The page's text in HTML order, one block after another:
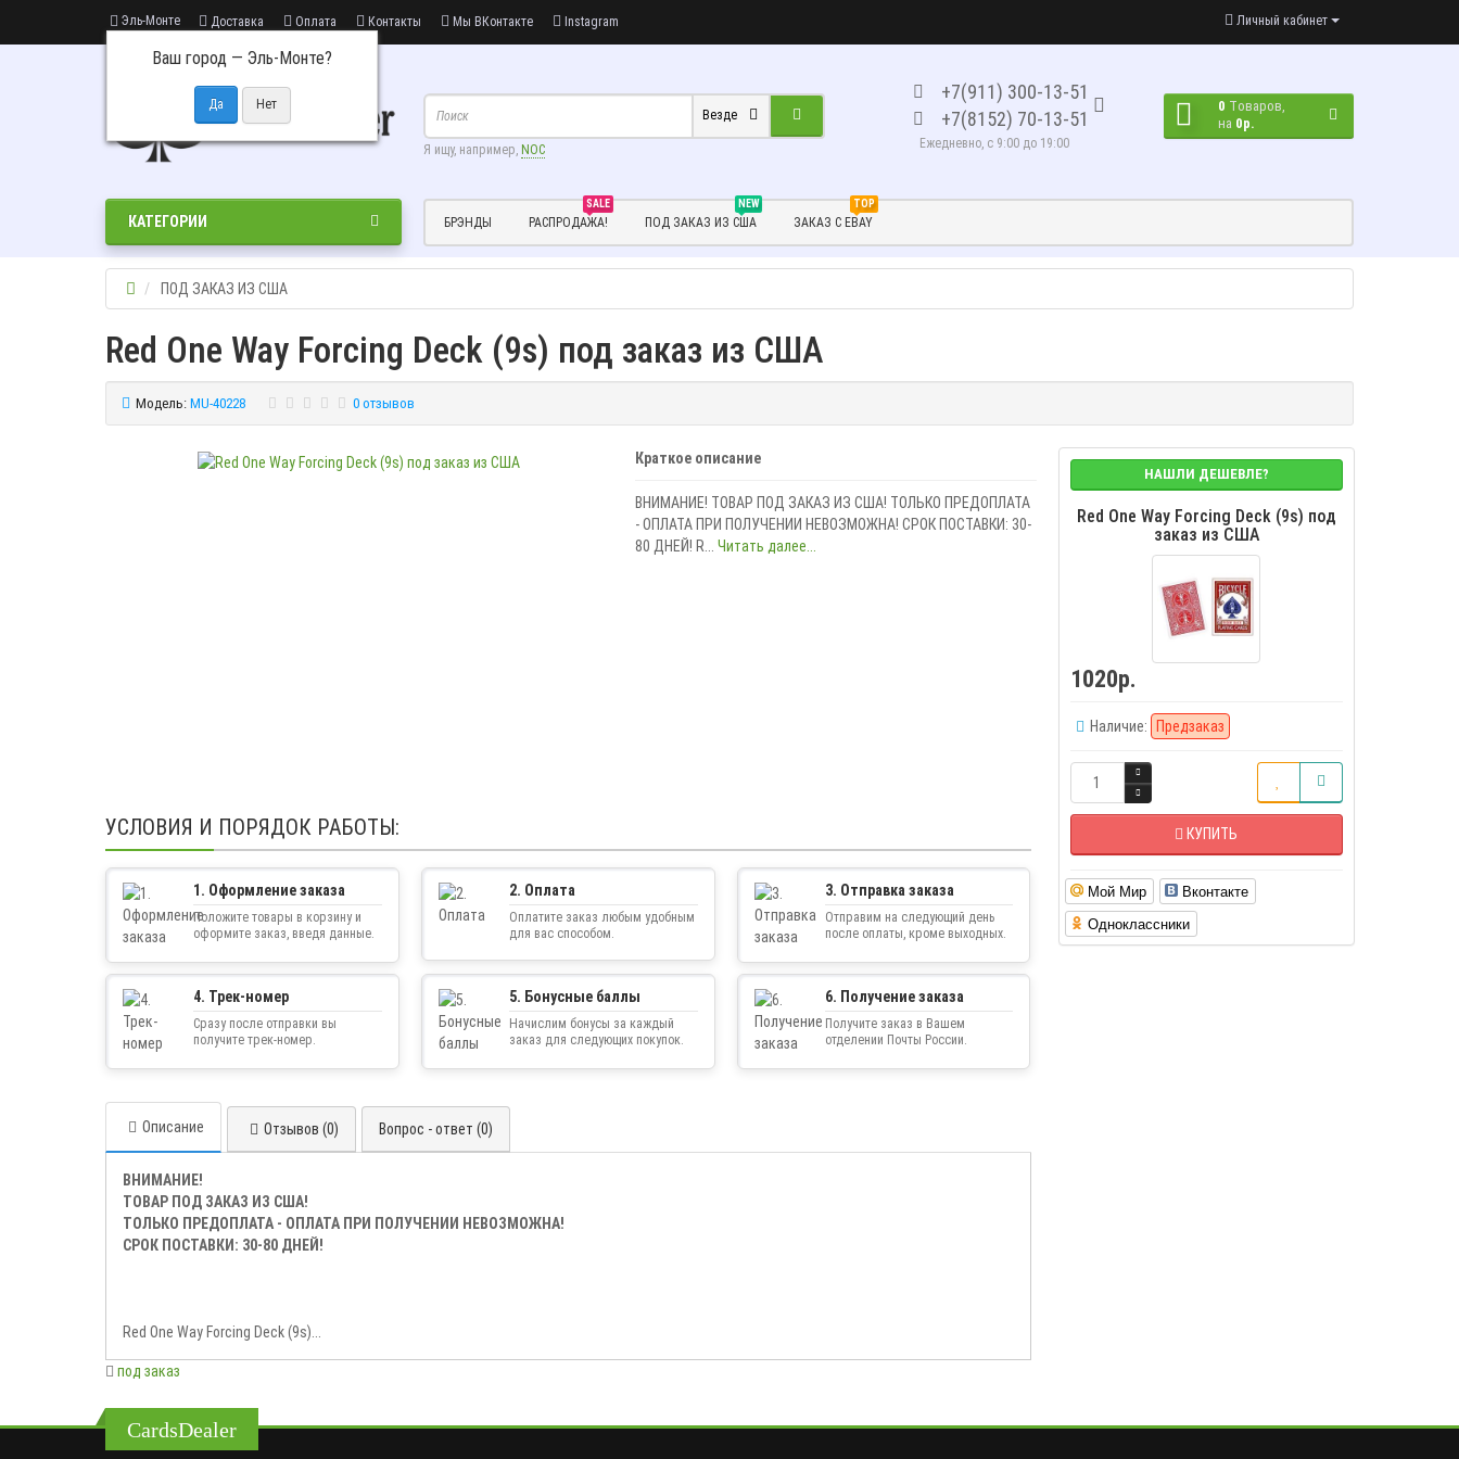
Эль-Монте
Ваш город — Эль-Монте?
Доставка Оплата Контакты Мы ВКонтакте Instagram Личный кабинет
+7(911) 300-13-51
+7(8152) 70-13-51
Ежедневно, с 9:00 до 19:00
0 Tоваров,
на 0р.
Везде
Я ищу, например, NOC
БРЭНДЫ
SALE
РАСПРОДАЖА!
NEW
ПОД ЗАКАЗ ИЗ США
TOP
ЗАКАЗ С EBAY
КАТЕГОРИИ
ПОД ЗАКАЗ ИЗ США
Red One Way Forcing Deck (9s) под заказ из США
Модель: MU-40228 0 отзывов
Краткое описание
ВНИМАНИЕ! ТОВАР ПОД ЗАКАЗ ИЗ США! ТОЛЬКО ПРЕДОПЛАТА
- ОПЛАТА ПРИ ПОЛУЧЕНИИ НЕВОЗМОЖНА! СРОК ПОСТАВКИ: 30-
80 ДНЕЙ! R... Читать далее...
НАШЛИ ДЕШЕВЛЕ?
Red One Way Forcing Deck (9s) под
заказ из США
1020р.
Наличие: Предзаказ
КУПИТЬ
Мой Мир
Вконтакте
Одноклассники
УСЛОВИЯ И ПОРЯДОК РАБОТЫ:
1. Оформление заказа
Положите товары в корзину и
оформите заказ, введя данные.
2. Оплата
Оплатите заказ любым удобным
для вас способом.
3. Отправка заказа
Отправим на следующий день
после оплаты, кроме выходных.
4. Трек-номер
Сразу после отправки вы
получите трек-номер.
5. Бонусные баллы
Начислим бонусы за каждый
заказ для следующих покупок.
6. Получение заказа
Получите заказ в Вашем
отделении Почты России.
Описание Отзывов (0) Вопрос - ответ (0)
ВНИМАНИЕ!
ТОВАР ПОД ЗАКАЗ ИЗ США!
ТОЛЬКО ПРЕДОПЛАТА - ОПЛАТА ПРИ ПОЛУЧЕНИИ НЕВОЗМОЖНА!
СРОК ПОСТАВКИ: 30-80 ДНЕЙ!
Red One Way Forcing Deck (9s)...
под заказ
CardsDealer